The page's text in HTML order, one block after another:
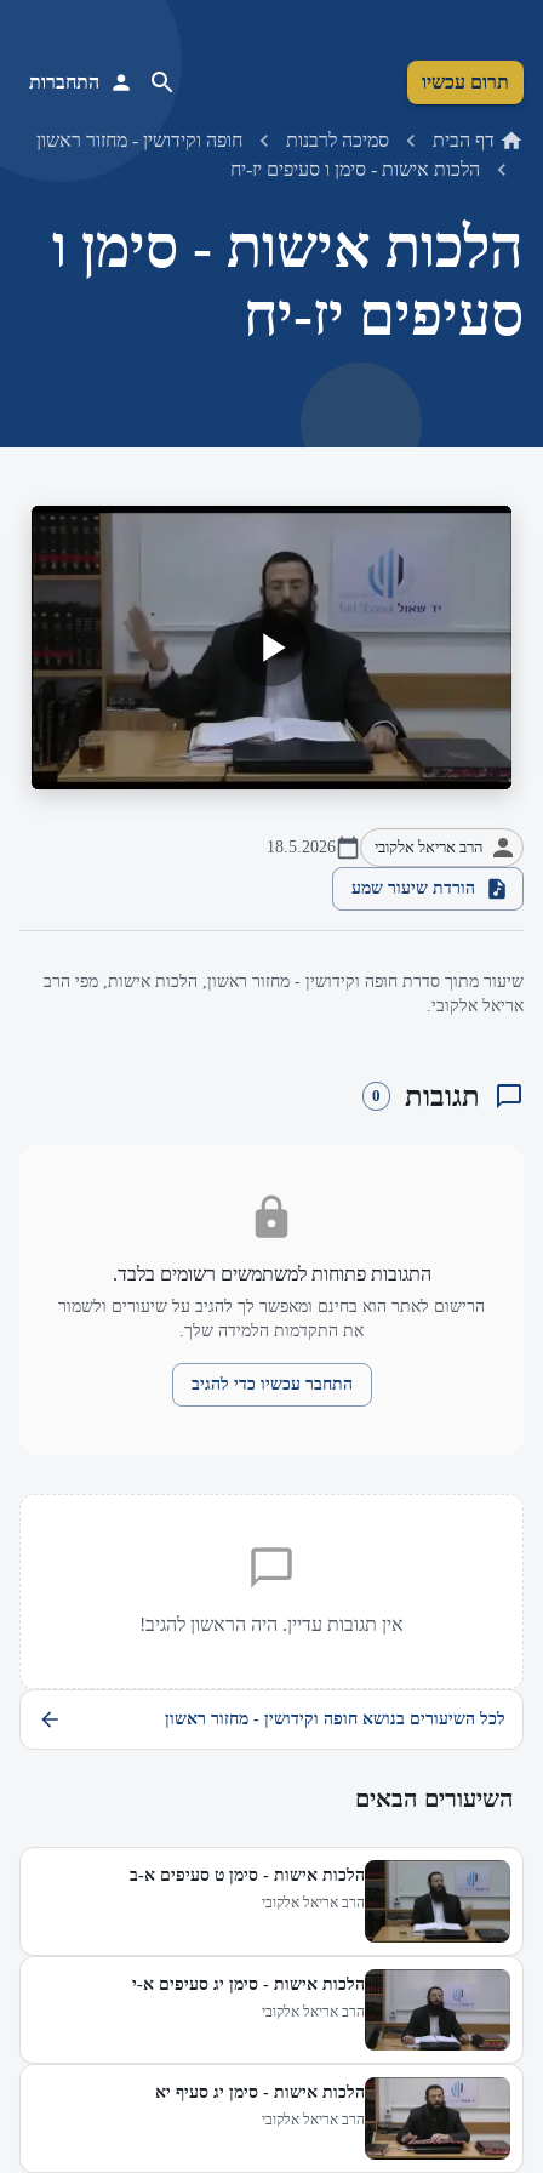
תרום עכשיו התחברות
דף הבית סמיכה לרבנות
חופה וקידושין - מחזור ראשון
הלכות אישות - סימן ו סעיפים יז-יח
הלכות אישות - סימן ו
סעיפים יז-יח
הרב אריאל אלקובי 18.5.2026
הורדת שיעור שמע
שיעור מתוך סדרת חופה וקידושין - מחזור ראשון, הלכות אישות, מפי הרב
אריאל אלקובי.
תגובות 0
התגובות פתוחות למשתמשים רשומים בלבד.
הרישום לאתר הוא בחינם ומאפשר לך להגיב על שיעורים ולשמור
את התקדמות הלמידה שלך.
התחבר עכשיו כדי להגיב
אין תגובות עדיין. היה הראשון להגיב!
לכל השיעורים בנושא חופה וקידושין - מחזור ראשון
השיעורים הבאים
הלכות אישות - סימן ט סעיפים א-ב
הרב אריאל אלקובי
הלכות אישות - סימן יג סעיפים א-י
הרב אריאל אלקובי
הלכות אישות - סימן יג סעיף יא
הרב אריאל אלקובי